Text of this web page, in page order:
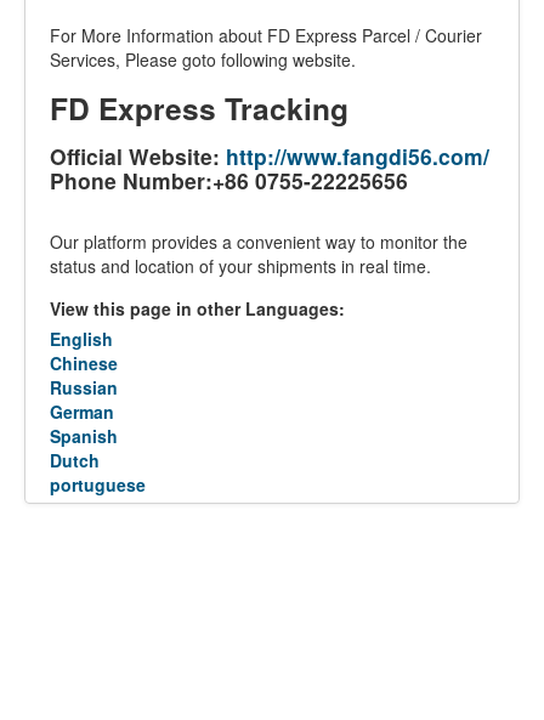
For More Information about FD Express Parcel / Courier
Services, Please goto following website.
FD Express Tracking
Official Website: http://www.fangdi56.com/
Phone Number:+86 0755-22225656
Our platform provides a convenient way to monitor the
status and location of your shipments in real time.
View this page in other Languages:
English
Chinese
Russian
German
Spanish
Dutch
portuguese